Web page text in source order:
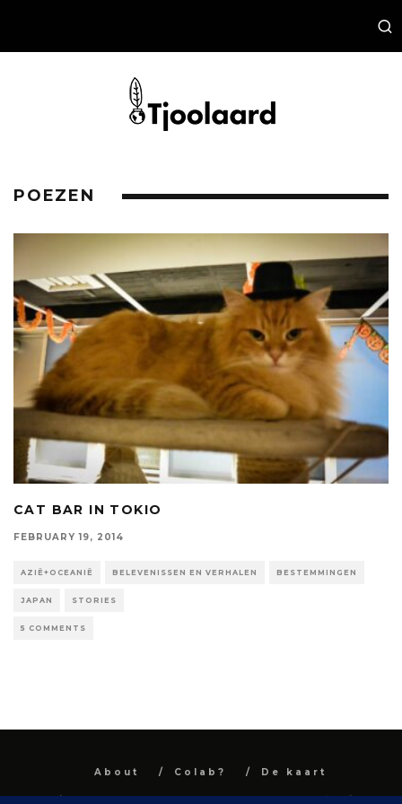
POEZEN
CAT BAR IN TOKIO
FEBRUARY 19, 2014
AZIË+OCEANIË BELEVENISSEN EN VERHALEN BESTEMMINGEN
JAPAN STORIES
5 COMMENTS
About Colab? De kaart
All images and text are property and © Niel